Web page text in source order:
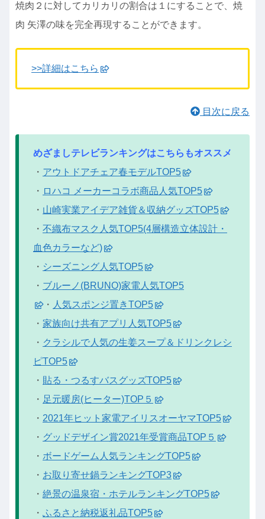
焼肉２に対してカリカリの割合は１にすることで、焼
肉 矢澤の味を完全再現することができます。
>>詳細はこちら
目次に戻る
めざましテレビランキングはこちらもオススメ
・ アウトドアチェア春モデルTOP5
・ ロハコ メーカーコラボ商品人気TOP5
・ 山崎実業アイデア雑貨＆収納グッズTOP5
・ 不織布マスク人気TOP5(4層構造立体設計・
血色カラーなど)
・ シーズニング人気TOP5
・ ブルーノ(BRUNO)家電人気TOP5
・ 人気スポンジ置きTOP5
・ 家族向け共有アプリ人気TOP5
・ クラシルで人気の生姜スープ＆ドリンクレシ
ピTOP5
・ 貼る・つるすバスグッズTOP5
・ 足元暖房(ヒーター)TOP５
・ 2021年ヒット家電アイリスオーヤマTOP5
・ グッドデザイン賞2021年受賞商品TOP５
・ ボードゲーム人気ランキングTOP5
・ お取り寄せ鍋ランキングTOP3
・ 絶景の温泉宿・ホテルランキングTOP5
・ ふるさと納税返礼品TOP5